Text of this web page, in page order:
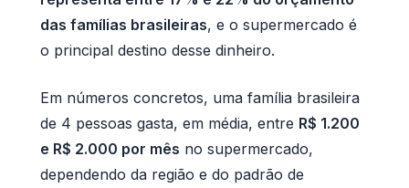
das famílias brasileiras, e o supermercado é
o principal destino desse dinheiro.
Em números concretos, uma família brasileira
de 4 pessoas gasta, em média, entre R$ 1.200
e R$ 2.000 por mês no supermercado,
dependendo da região e do padrão de